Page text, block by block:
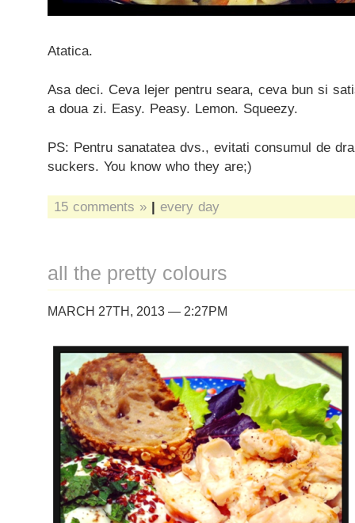
Atatica.
Asa deci. Ceva lejer pentru seara, ceva bun si
a doua zi. Easy. Peasy. Lemon. Squeezy.
PS: Pentru sanatatea dvs., evitati consumul de
suckers. You know who they are;)
15 comments » | every day
all the pretty colours
MARCH 27TH, 2013 — 2:27PM